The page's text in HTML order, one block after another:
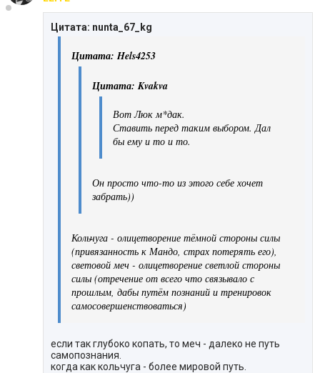
Цитата: nunta_67_kg
Цитата: Hels4253
Цитата: Kvakva
Вот Люк м*дак.
Ставить перед таким выбором. Дал
бы ему и то и то.
Он просто что-то из этого себе хочет
забрать))
Кольчуга - олицетворение тёмной стороны силы
(привязанность к Мандо, страх потерять его),
световой меч - олицетворение светлой стороны
силы (отречение от всего что связывало с
прошлым, дабы путём познаний и тренировок
самосовершенствоваться)
если так глубоко копать, то меч - далеко не путь
самопознания.
когда как кольчуга - более мировой путь.